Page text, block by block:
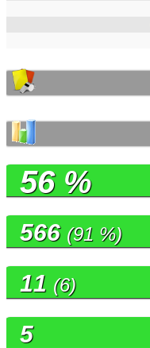
56 %
566 (91 %)
11 (6)
5